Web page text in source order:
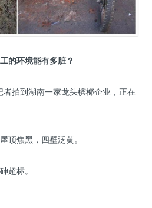
的环境能有多脏？
拍到湖南一家龙头槟榔企业，正在
顶焦黑，四壁泛黄。
超标。